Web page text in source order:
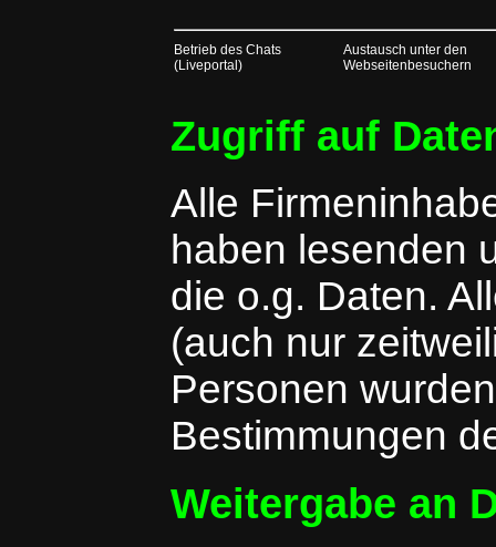
Betrieb des Chats
(Liveportal)
Austausch unter den
Webseitenbesuchern
Zugriff auf
Alle
haben lesenden
die o.g. Daten.
(auch nur
Personen
Bestimmungen
Weitergabe an